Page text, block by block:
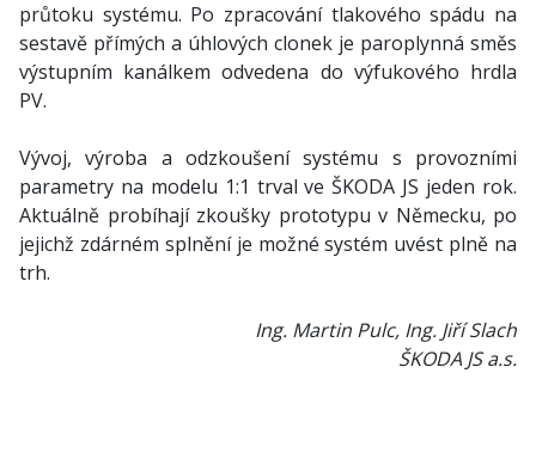
průtoku systému. Po zpracování tlakového spádu na
sestavě přímých a úhlových clonek je paroplynná směs
výstupním kanálkem odvedena do výfukového hrdla
PV.
Vývoj, výroba a odzkoušení systému s provozními
parametry na modelu 1:1 trval ve ŠKODA JS jeden rok.
Aktuálně probíhají zkoušky prototypu v Německu, po
jejichž zdárném splnění je možné systém uvést plně na
trh.
Ing. Martin Pulc, Ing. Jiří Slach
ŠKODA JS a.s.